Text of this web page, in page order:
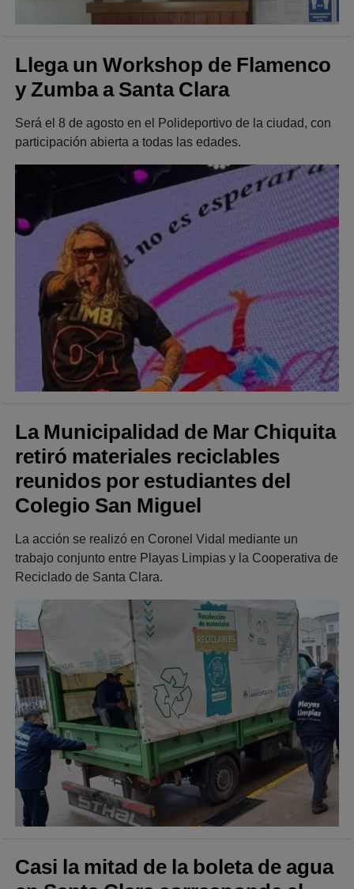
Llega un Workshop de Flamenco
y Zumba a Santa Clara
Será el 8 de agosto en el Polideportivo de la ciudad, con
participación abierta a todas las edades.
La Municipalidad de Mar Chiquita
retiró materiales reciclables
reunidos por estudiantes del
Colegio San Miguel
La acción se realizó en Coronel Vidal mediante un
trabajo conjunto entre Playas Limpias y la Cooperativa de
Reciclado de Santa Clara.
Casi la mitad de la boleta de agua